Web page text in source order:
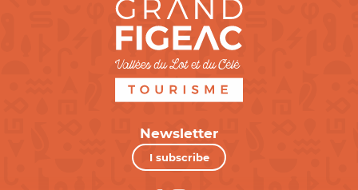
Newsletter
I subscribe